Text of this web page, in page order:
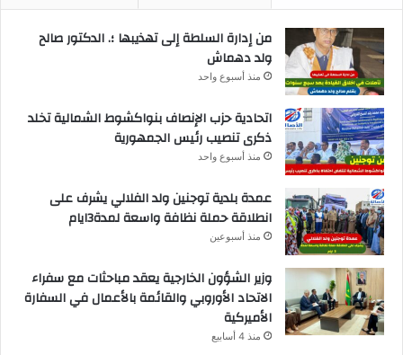
من إدارة السلطة إلى تهذيبها ؛. الدكتور صالح
ولد دهماش
منذ أسبوع واحد
اتحادية حزب الإنصاف بنواكشوط الشمالية تخلد
ذكرى تنصيب رئيس الجمهورية
منذ أسبوع واحد
عمدة بلدية توجنين ولد الفلالي يشرف على
انطلاقة حملة نظافة واسعة لمدة3ايام
منذ أسبوعين
وزير الشؤون الخارجية يعقد مباحثات مع سفراء
الاتحاد الأوروبي والقائمة بالأعمال في السفارة
الأميركية
منذ 4 أسابيع